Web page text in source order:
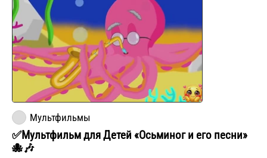
Мультфильмы
✅Мультфильм для Детей «Осьминог и его песни»
🐙🎶